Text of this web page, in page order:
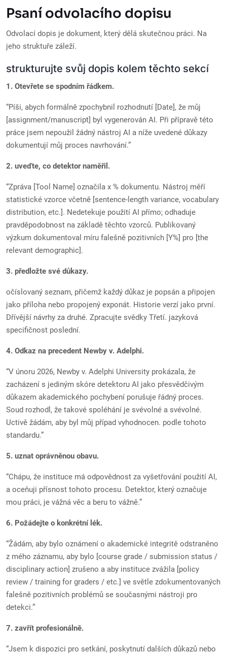
Psaní odvolacího dopisu
Odvolací dopis je dokument, který dělá skutečnou práci. Na
jeho struktuře záleží.
strukturujte svůj dopis kolem těchto sekcí
1. Otevřete se spodním řádkem.
“Píši, abych formálně zpochybnil rozhodnutí [Date], že můj
[assignment/manuscript] byl vygenerován AI. Při přípravě této
práce jsem nepoužil žádný nástroj AI a níže uvedené důkazy
dokumentují můj proces navrhování.”
2. uveďte, co detektor naměřil.
“Zpráva [Tool Name] označila x % dokumentu. Nástroj měří
statistické vzorce včetně [sentence-length variance, vocabulary
distribution, etc.]. Nedetekuje použití AI přímo; odhaduje
pravděpodobnost na základě těchto vzorců. Publikovaný
výzkum dokumentoval míru falešně pozitivních [Y%] pro [the
relevant demographic].
3. předložte své důkazy.
očíslovaný seznam, přičemž každý důkaz je popsán a připojen
jako příloha nebo propojený exponát. Historie verzí jako první.
Dřívější návrhy za druhé. Zpracujte svědky Třetí. jazyková
specifičnost poslední.
4. Odkaz na precedent Newby v. Adelphi.
“V únoru 2026, Newby v. Adelphi University prokázala, že
zacházení s jediným skóre detektoru AI jako přesvědčivým
důkazem akademického pochybení porušuje řádný proces.
Soud rozhodl, že takové spoléhání je svévolné a svévolné.
Uctivě žádám, aby byl můj případ vyhodnocen. podle tohoto
standardu.”
5. uznat oprávněnou obavu.
“Chápu, že instituce má odpovědnost za vyšetřování použití AI,
a oceňuji přísnost tohoto procesu. Detektor, který označuje
mou práci, je vážná věc a beru to vážně.”
6. Požádejte o konkrétní lék.
“Žádám, aby bylo oznámení o akademické integritě odstraněno
z mého záznamu, aby bylo [course grade / submission status /
disciplinary action] zrušeno a aby instituce zvážila [policy
review / training for graders / etc.] ve světle zdokumentovaných
falešně pozitivních problémů se současnými nástroji pro
detekci.”
7. zavřít profesionálně.
“Jsem k dispozici pro setkání, poskytnutí dalších důkazů nebo